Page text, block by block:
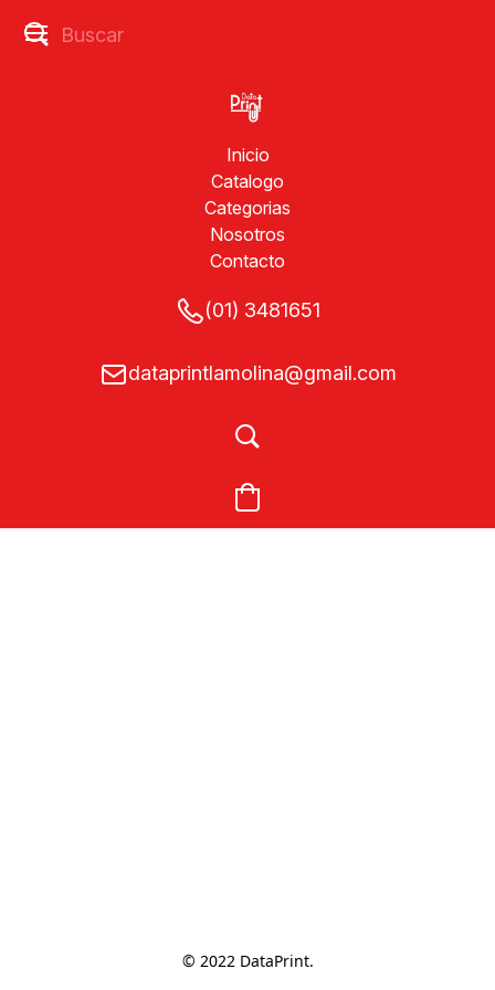
Inicio
Catalogo
Categorias
Nosotros
Contacto
(01) 3481651
dataprintlamolina@gmail.com
© 2022 DataPrint.